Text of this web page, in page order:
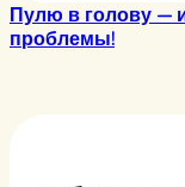
Пулю в голову —
проблемы!